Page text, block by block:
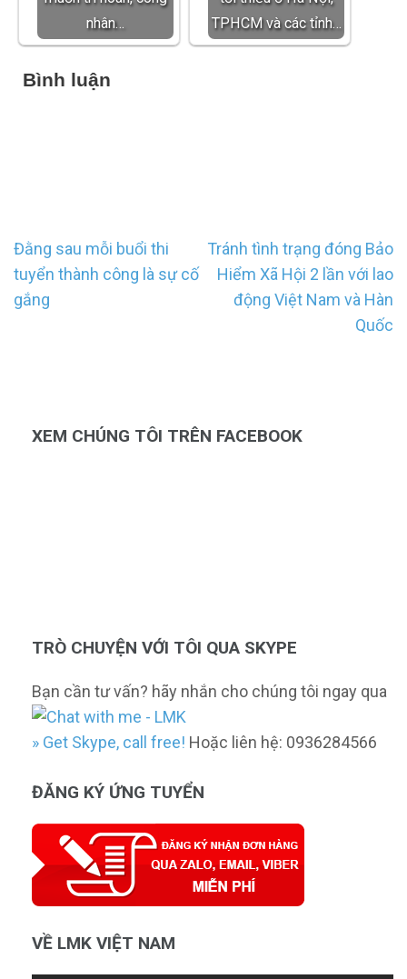
nhân…
TPHCM và các tỉnh…
Bình luận
Điều
hướng
bài
Đằng sau mỗi buổi thi
tuyển thành công là sự cố
gắng
Tránh tình trạng đóng Bảo
Hiểm Xã Hội 2 lần với lao
động Việt Nam và Hàn
Quốc
XEM CHÚNG TÔI TRÊN FACEBOOK
TRÒ CHUYỆN VỚI TÔI QUA SKYPE
Bạn cần tư vấn? hãy nhắn cho chúng tôi ngay qua
» Get Skype, call free! Hoặc liên hệ: 0936284566
ĐĂNG KÝ ỨNG TUYỂN
VỀ LMK VIỆT NAM